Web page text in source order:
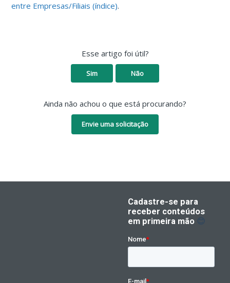
entre Empresas/Filiais (índice).
Esse artigo foi útil?
Sim Não
Ainda não achou o que está procurando?
Envie uma solicitação